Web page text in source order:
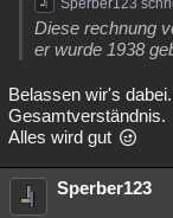
Sperber123
Diese rechnung
er wurde 1938
Belassen wir's
Gesamtverständnis.
Alles wird gut
Sperber123